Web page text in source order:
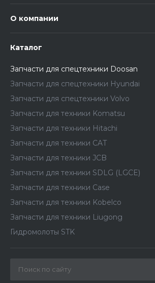
О компании
Каталог
Запчасти для спецтехники Doosan
Запчасти для спецтехники Hyundai
Запчасти для спецтехники Volvo
Запчасти для техники Komatsu
Запчасти для техники Hitachi
Запчасти для техники CAT
Запчасти для техники JCB
Запчасти для техники SDLG (LGCE)
Запчасти для техники Case
Запчасти для техники Kobelco
Запчасти для техники Liugong
Гидромолоты STK